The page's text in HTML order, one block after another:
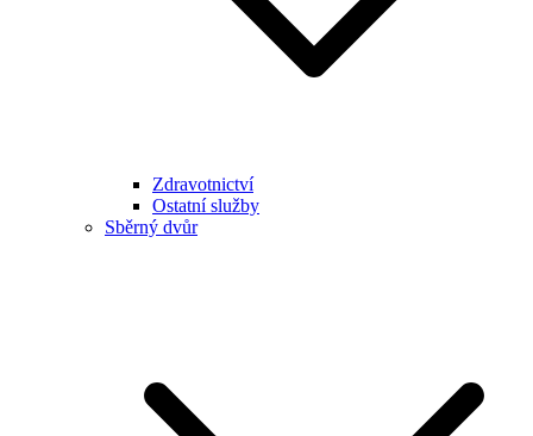
Zdravotnictví
Ostatní služby
Sběrný dvůr